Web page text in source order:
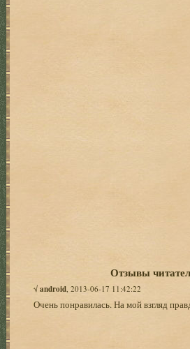
Отзывы
√android , 2013-06-17 11:42:22
Очень понравилась. На мой взгляд